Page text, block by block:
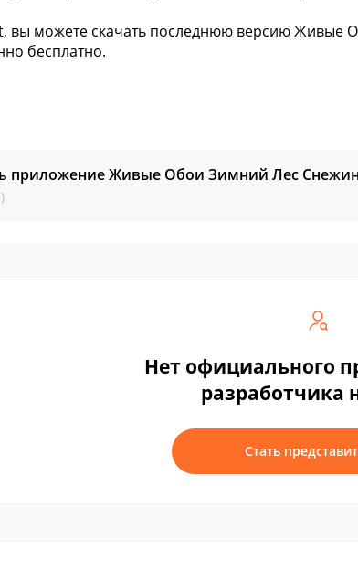
вы можете скачать последнюю версию Живые
бесплатно.
приложение Живые Обои Зимний Лес
Нет официального
разработчика
Стать